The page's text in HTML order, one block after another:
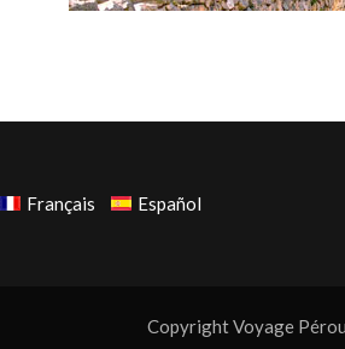
Français Español
Copyright Voyage